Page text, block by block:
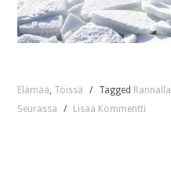
Elämää, Töissä / Tagged Rannalla
Seurassa
/ Lisää Kommentti